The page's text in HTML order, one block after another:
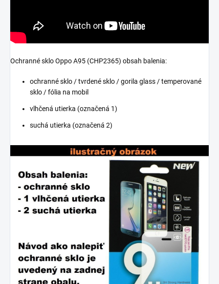
Ochranné sklo Oppo A95 (CHP2365) obsah balenia:
ochranné sklo / tvrdené sklo / gorila glass / temperované
sklo / fólia na mobil
vlhčená utierka (označená 1)
suchá utierka (označená 2)